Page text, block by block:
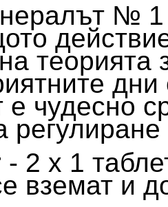
№ 1
е чудесно
- 2 х 1
вземат и